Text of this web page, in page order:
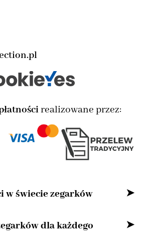
realizowane przez:
w świecie zegarków
internetowym –
dla każdego